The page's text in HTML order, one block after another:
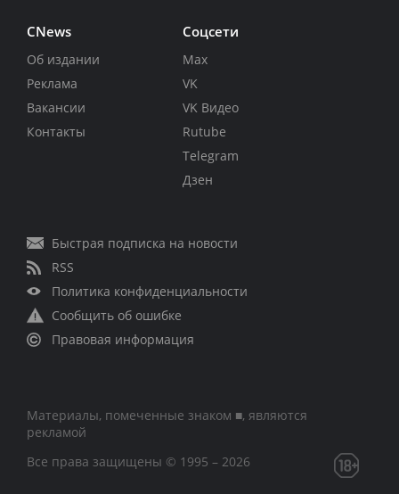
CNews
Об издании
Реклама
Вакансии
Контакты
Соцсети
Max
VK
VK Видео
Rutube
Telegram
Дзен
Быстрая подписка на новости
RSS
Политика конфиденциальности
Сообщить об ошибке
Правовая информация
Материалы, помеченные знаком ■, являются
рекламой
Все права защищены © 1995 – 2026